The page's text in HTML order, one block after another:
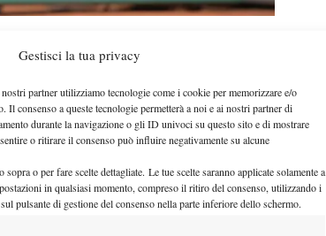
Gestisci la tua privacy
partner utilizziamo tecnologie come i cookie per memorizzare e/o
Il consenso a queste tecnologie permetterà a noi e ai nostri partner di
durante la navigazione o gli ID univoci su questo sito e di mostrare
o ritirare il consenso può influire negativamente su alcune
o per fare scelte dettagliate. Le tue scelte saranno applicate solamente a
in qualsiasi momento, compreso il ritiro del consenso, utilizzando i
pulsante di gestione del consenso nella parte inferiore dello schermo.
Kosice. La tennista azzurra
il punteggio di 7-5 6-3e
slovacco. Dopo il netto
continua quindi il suo
WTA, per un posto in